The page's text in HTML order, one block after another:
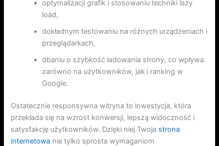
optymalizacji grafik i stosowaniu techniki lazy
load,
dokładnym testowaniu na różnych urządzeniach i
przeglądarkach,
dbaniu o szybkość ładowania strony, co wpływa
zarówno na użytkowników, jak i ranking w
Google.
Ostatecznie responsywna witryna to inwestycja, która
przekłada się na wzrost konwersji, lepszą widoczność i
satysfakcję użytkowników. Dzięki niej Twoja strona
internetowa nie tylko sprosta wymaganiom